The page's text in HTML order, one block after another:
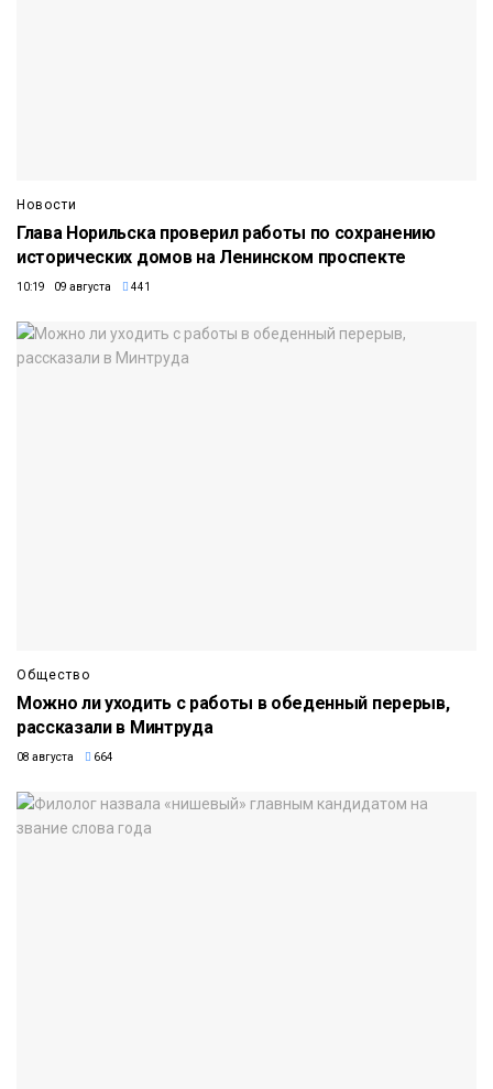
Новости
Глава Норильска проверил работы по сохранению
исторических домов на Ленинском проспекте
10:19 09 августа 441
Общество
Можно ли уходить с работы в обеденный перерыв,
рассказали в Минтруда
08 августа 664